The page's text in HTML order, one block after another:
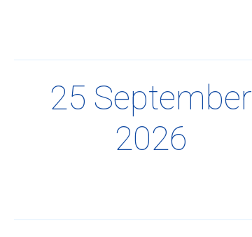
25 September
2026